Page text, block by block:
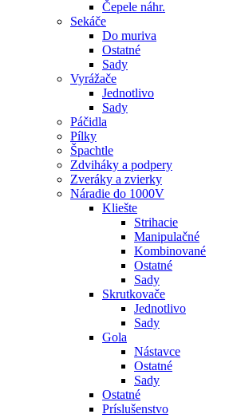
Čepele náhr.
Sekáče
Do muriva
Ostatné
Sady
Vyrážače
Jednotlivo
Sady
Páčidla
Pílky
Špachtle
Zdviháky a podpery
Zveráky a zvierky
Náradie do 1000V
Kliešte
Strihacie
Manipulačné
Kombinované
Ostatné
Sady
Skrutkovače
Jednotlivo
Sady
Gola
Nástavce
Ostatné
Sady
Ostatné
Príslušenstvo